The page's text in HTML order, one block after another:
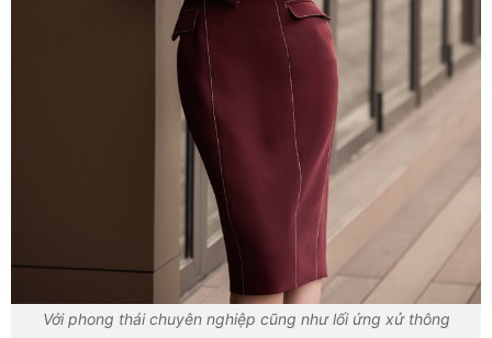
Với phong thái chuyên nghiệp cũng như lối ứng xử thông